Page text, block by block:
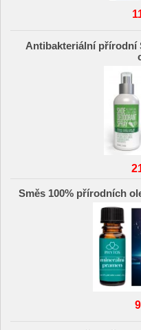
Antibakteriální přírodní
Směs 100% přírodních